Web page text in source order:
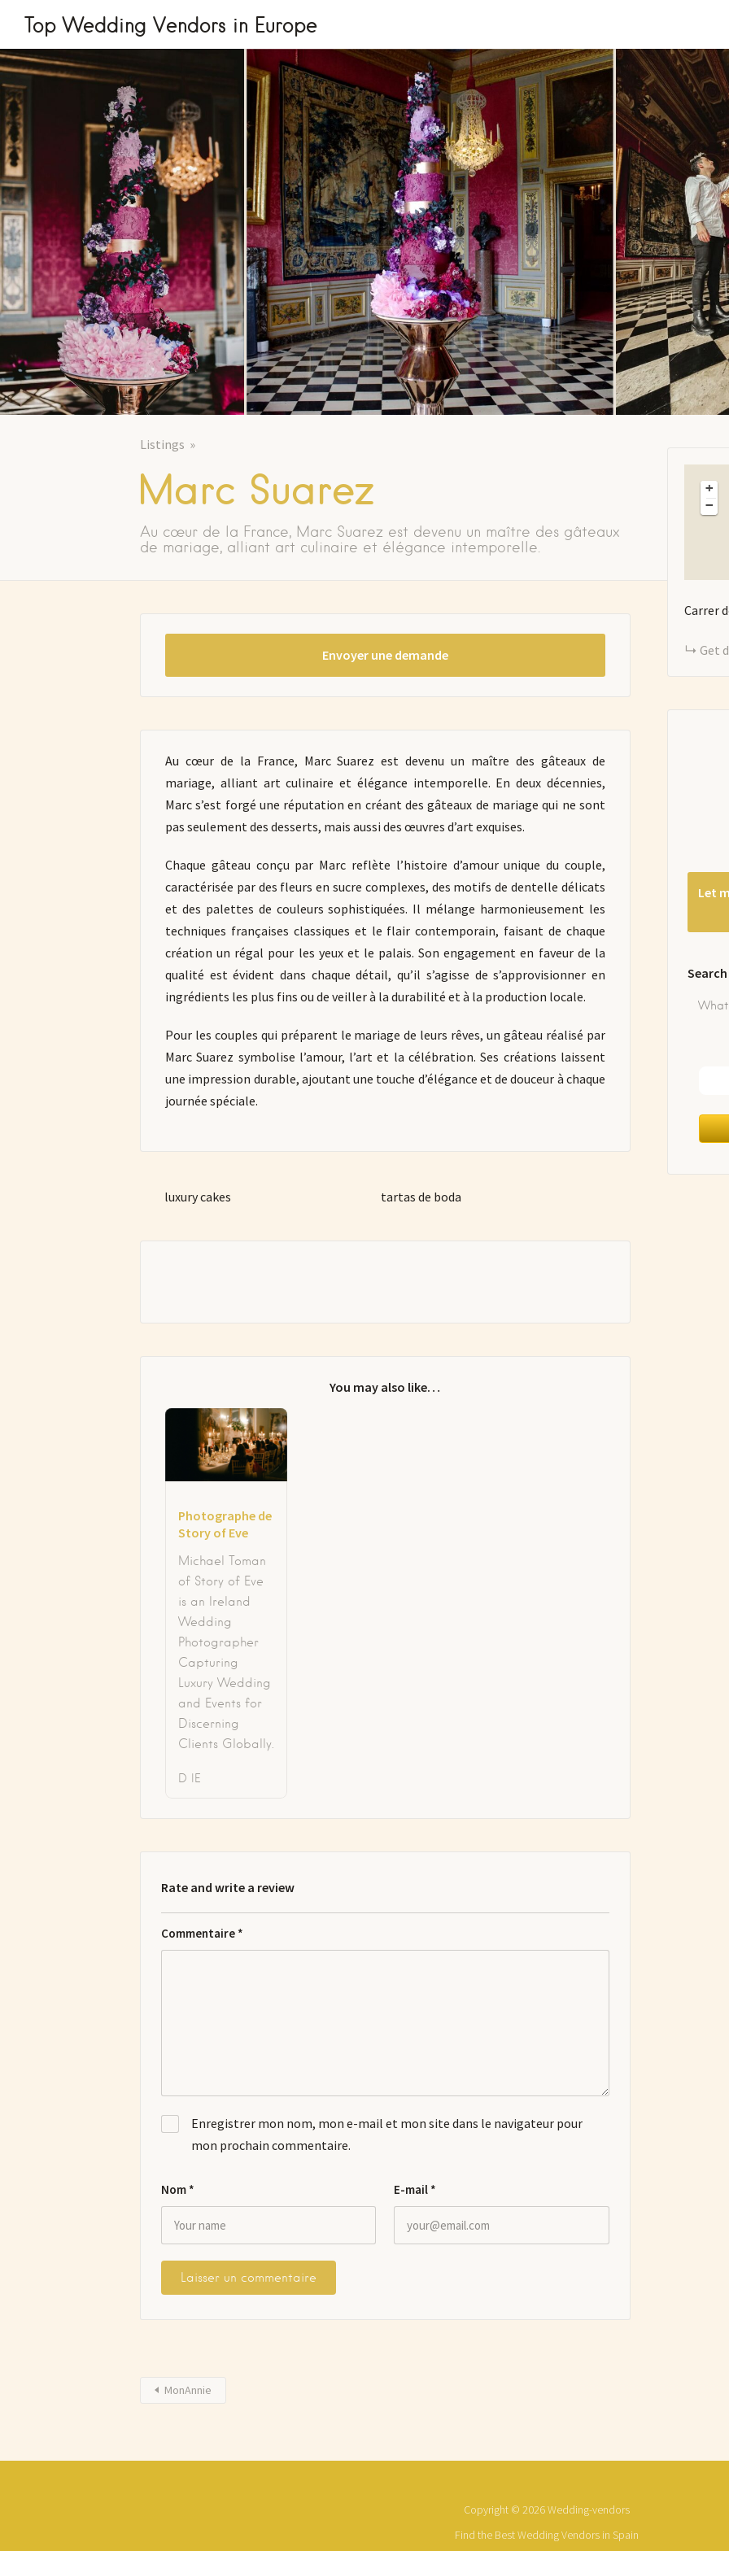
Top Wedding Vendors in Europe
Listings
Marc Suarez
Au cœur de la France, Marc Suarez est devenu un maître des gâteaux
de mariage, alliant art culinaire et élégance intemporelle.
Envoyer une demande
Au cœur de la France, Marc Suarez est devenu un maître des gâteaux de
mariage, alliant art culinaire et élégance intemporelle. En deux décennies,
Marc s’est forgé une réputation en créant des gâteaux de mariage qui ne sont
pas seulement des desserts, mais aussi des œuvres d’art exquises.
Chaque gâteau conçu par Marc reflète l’histoire d’amour unique du couple,
caractérisée par des fleurs en sucre complexes, des motifs de dentelle délicats
et des palettes de couleurs sophistiquées. Il mélange harmonieusement les
techniques françaises classiques et le flair contemporain, faisant de chaque
création un régal pour les yeux et le palais. Son engagement en faveur de la
qualité est évident dans chaque détail, qu’il s’agisse de s’approvisionner en
ingrédients les plus fins ou de veiller à la durabilité et à la production locale.
Pour les couples qui préparent le mariage de leurs rêves, un gâteau réalisé par
Marc Suarez symbolise l’amour, l’art et la célébration. Ses créations laissent
une impression durable, ajoutant une touche d’élégance et de douceur à chaque
journée spéciale.
luxury cakes tartas de boda
You may also like…
Photographe de
Story of Eve
Michael Toman
of Story of Eve
is an Ireland
Wedding
Photographer
Capturing
Luxury Wedding
and Events for
Discerning
Clients Globally.
D IE
Rate and write a review
Commentaire *
Nom * E-mail *
Enregistrer mon nom, mon e-mail et mon site dans le navigateur pour
mon prochain commentaire.
+
−
Carrer
Get
Let
Search
MonAnnie
Copyright © 2026 Wedding-vendors
Find the Best Wedding Vendors in Spain